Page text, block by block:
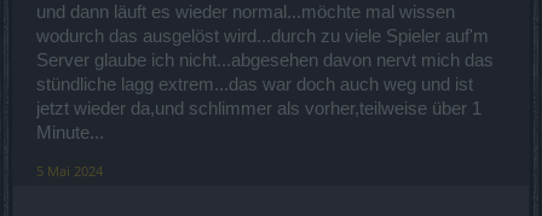
und dann läuft es wieder normal...möchte mal wissen
wodurch das ausgelöst wird...durch zu viele Spieler auf'm
Server glaube ich nicht...abgesehen davon nervt mich das
stündliche lagg extrem...das war doch auch weg und ist
jetzt wieder da,und schlimmer als vorher,teilweise über 1
Minute...
5 Mai 2024